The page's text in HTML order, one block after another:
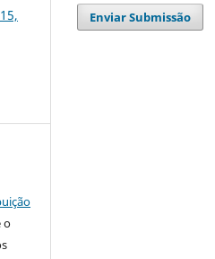
o
Enviar Submissão